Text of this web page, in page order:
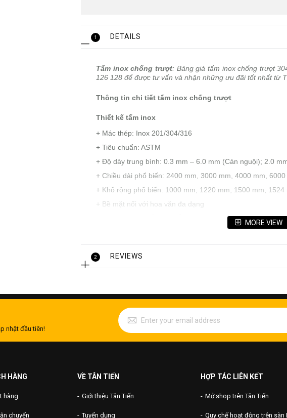
1 DETAILS
Tấm inox chống trượt: Bảng giá tấm inox chống trượt
126 128 để được tư vấn và nhận những ưu đãi tốt nhất từ
Thông tin chi tiết tấm inox chống trượt
Thiết kế tấm inox
+ Mác thép: Inox 201/304/316
+ Tiêu chuẩn: ASTM
+ Độ dày trung bình: 0.3 mm – 6.0 mm (Cán nguội); 2.0
+ Chiều dài phổ biến: 2400 mm, 3000 mm, 4000 mm, 6000
+ Khổ rộng phổ biến: 1000 mm, 1220 mm, 1500 mm, 1524
+ Bề mặt nổi với hoa văn đa dạng
+ Xuất xứ: Châu Á, Châu Âu, Đài Loan,….
MORE VIEW
2 REVIEWS
nhật đầu tiên!
HÀNG
hàng
chuyển
VỀ TÂN TIẾN
Giới thiệu Tân Tiến
Tuyển dụng
HỢP TÁC LIÊN KẾT
Mở shop trên Tân Tiến
Quy chế hoạt động trên sàn